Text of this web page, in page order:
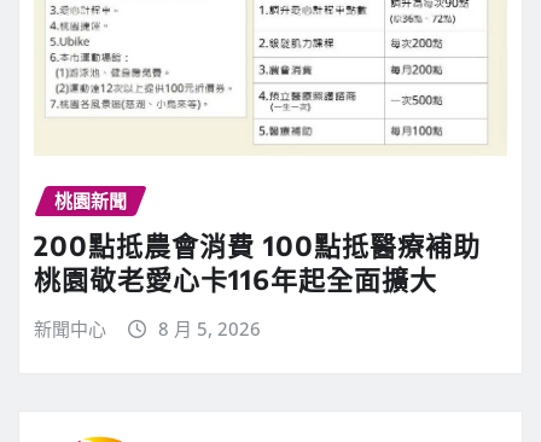
桃園新聞
200點抵農會消費 100點抵醫療補助
桃園敬老愛心卡116年起全面擴大
新聞中心 8 月 5, 2026